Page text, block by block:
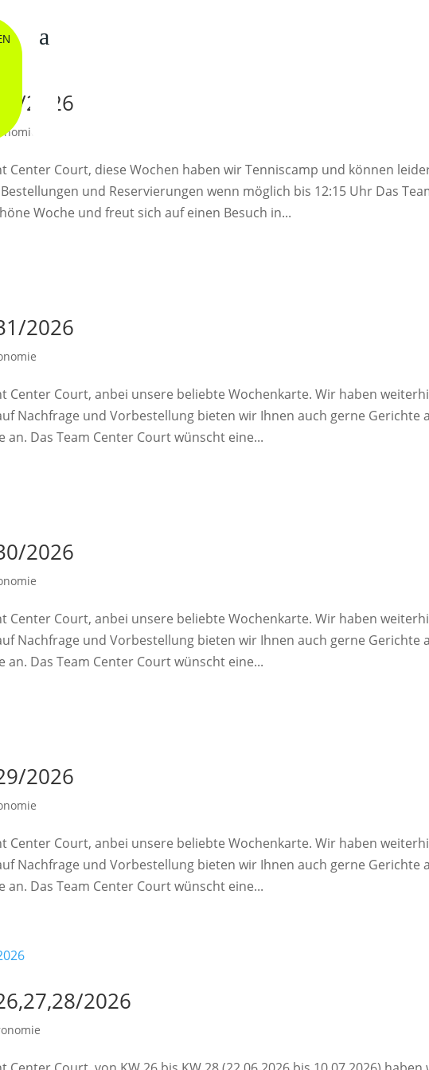
2026
Center Court, diese Wochen haben wir Tenniscamp und können
und Reservierungen wenn möglich bis 12:15 Uhr Das
Woche und freut sich auf einen Besuch in...
2026
Center Court, anbei unsere beliebte Wochenkarte. Wir haben
Nachfrage und Vorbestellung bieten wir Ihnen auch gerne Gerichte
Das Team Center Court wünscht eine...
2026
Center Court, anbei unsere beliebte Wochenkarte. Wir haben
Nachfrage und Vorbestellung bieten wir Ihnen auch gerne Gerichte
Das Team Center Court wünscht eine...
2026
Center Court, anbei unsere beliebte Wochenkarte. Wir haben
Nachfrage und Vorbestellung bieten wir Ihnen auch gerne Gerichte
Das Team Center Court wünscht eine...
2026